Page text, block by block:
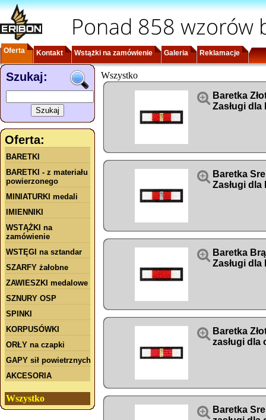
Ponad 858 wzorów
Oferta Kontakt Wstążki na zamówienie Galeria Reklamacje
Szukaj:
Oferta:
BARETKI
BARETKI - z materiału
powierzonego
MINIATURKI medali
IMIENNIKI
WSTĄŻKI na
zamówienie
WSTĘGI na sztandar
SZARFY żałobne
ZAWIESZKI medalowe
SZNURY OSP
SPINKI
KORPUSÓWKI
ORŁY na czapki
GAPY sił powietrznych
AKCESORIA
Wszystko
Wszystko
 Baretka
Zasługi dla
 Baretka
Zasługi dla
 Baretka
Zasługi dla
 Baretka
zasługi
 Baretka